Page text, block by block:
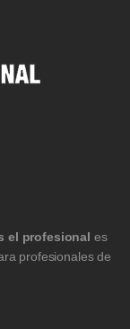
el profesional es
profesionales de